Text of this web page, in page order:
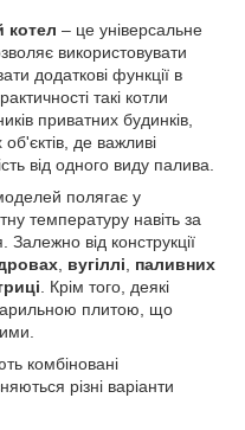
котел – це універсальне
використовувати
додаткові функції в
такі котли
приватних будинків,
де важливі
від одного виду палива.
полягає у
температуру навіть за
Залежно від конструкції
вугіллі
паливних
. Крім того, деякі
плитою, що
комбіновані
різні варіанти